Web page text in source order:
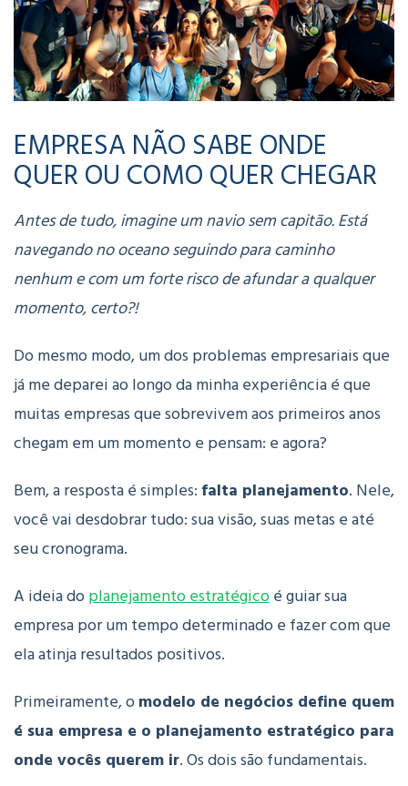
EMPRESA NÃO SABE ONDE
QUER OU COMO QUER CHEGAR
Antes de tudo, imagine um navio sem capitão. Está
navegando no oceano seguindo para caminho
nenhum e com um forte risco de afundar a qualquer
momento, certo?!
Do mesmo modo, um dos problemas empresariais que
já me deparei ao longo da minha experiência é que
muitas empresas que sobrevivem aos primeiros anos
chegam em um momento e pensam: e agora?
Bem, a resposta é simples: falta planejamento. Nele,
você vai desdobrar tudo: sua visão, suas metas e até
seu cronograma.
A ideia doplanejamento estratégicoé guiar sua
empresa por um tempo determinado e fazer com que
ela atinja resultados positivos.
Primeiramente, omodelo de negócios define quem
é sua empresa e o planejamento estratégico para
onde vocês querem ir. Os dois são fundamentais.